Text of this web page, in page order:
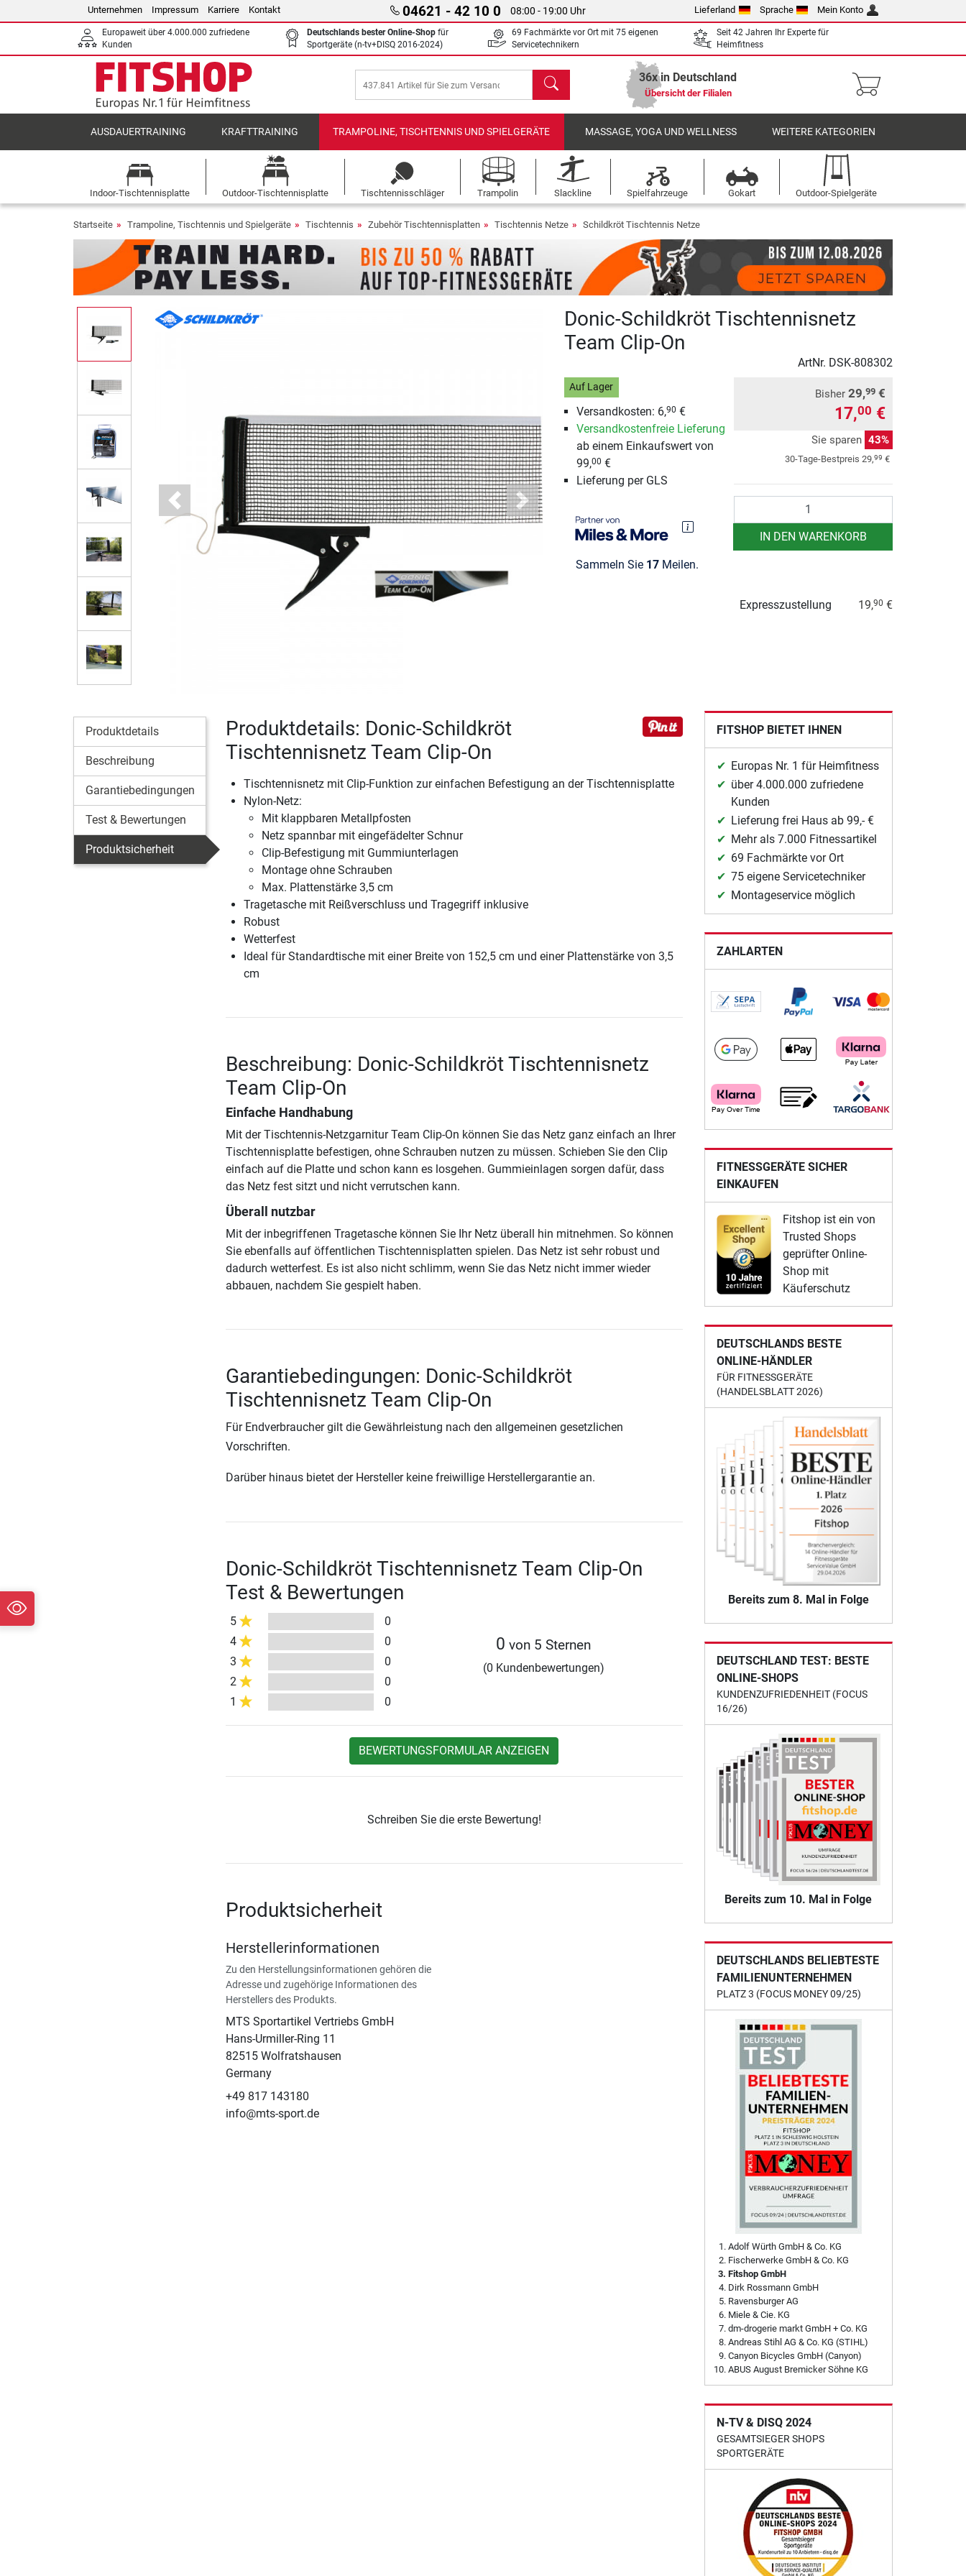
Unternehmen Impressum Karriere Kontakt 04621 - 42 10 0 08:00 - 19:00 Uhr Lieferland Sprache Mein Konto
Europaweit über 4.000.000 zufriedene
Kunden
Deutschlands bester Online-Shop für
Sportgeräte (n-tv+DISQ 2016-2024)
69 Fachmärkte vor Ort mit 75 eigenen
Servicetechnikern
Seit 42 Jahren Ihr Experte für
Heimfitness
Suchen 36x in Deutschland
Übersicht der Filialen
AUSDAUERTRAINING KRAFTTRAINING TRAMPOLINE, TISCHTENNIS UND SPIELGERÄTE MASSAGE, YOGA UND WELLNESS WEITERE KATEGORIEN
Indoor-Tischtennisplatte Outdoor-Tischtennisplatte Tischtennisschläger Trampolin Slackline Spielfahrzeuge Gokart Outdoor-Spielgeräte
Startseite Trampoline, Tischtennis und Spielgeräte Tischtennis Zubehör Tischtennisplatten Tischtennis Netze Schildkröt Tischtennis Netze
Previous Next
Donic-Schildkröt Tischtennisnetz
Team Clip-On
ArtNr. DSK-808302
Auf Lager
Versandkosten: 6,90 €
Versandkostenfreie Lieferung
ab einem Einkaufswert von
99,00 €
Lieferung per GLS
Sammeln Sie 17Meilen.
Bisher 29,99 €
17,00 €
Sie sparen 43%
30-Tage-Bestpreis 29,99 €
IN DEN WARENKORB
Expresszustellung 19,90 €
Produktdetails
Beschreibung
Garantiebedingungen
Test & Bewertungen
Produktsicherheit
Produktdetails: Donic-Schildkröt
Tischtennisnetz Team Clip-On
Tischtennisnetz mit Clip-Funktion zur einfachen Befestigung an der Tischtennisplatte
Nylon-Netz:
Mit klappbaren Metallpfosten
Netz spannbar mit eingefädelter Schnur
Clip-Befestigung mit Gummiunterlagen
Montage ohne Schrauben
Max. Plattenstärke 3,5 cm
Tragetasche mit Reißverschluss und Tragegriff inklusive
Robust
Wetterfest
Ideal für Standardtische mit einer Breite von 152,5 cm und einer Plattenstärke von 3,5
cm
Beschreibung: Donic-Schildkröt Tischtennisnetz
Team Clip-On
Einfache Handhabung
Mit der Tischtennis-Netzgarnitur Team Clip-On können Sie das Netz ganz einfach an Ihrer
Tischtennisplatte befestigen, ohne Schrauben nutzen zu müssen. Schieben Sie den Clip
einfach auf die Platte und schon kann es losgehen. Gummieinlagen sorgen dafür, dass
das Netz fest sitzt und nicht verrutschen kann.
Überall nutzbar
Mit der inbegriffenen Tragetasche können Sie Ihr Netz überall hin mitnehmen. So können
Sie ebenfalls auf öffentlichen Tischtennisplatten spielen. Das Netz ist sehr robust und
dadurch wetterfest. Es ist also nicht schlimm, wenn Sie das Netz nicht immer wieder
abbauen, nachdem Sie gespielt haben.
Garantiebedingungen: Donic-Schildkröt
Tischtennisnetz Team Clip-On
Für Endverbraucher gilt die Gewährleistung nach den allgemeinen gesetzlichen
Vorschriften.
Darüber hinaus bietet der Hersteller keine freiwillige Herstellergarantie an.
Donic-Schildkröt Tischtennisnetz Team Clip-On
Test & Bewertungen
5
0
4
0
3
0
2
0
1
0
0 von 5 Sternen
(0 Kundenbewertungen)
BEWERTUNGSFORMULAR ANZEIGEN
Schreiben Sie die erste Bewertung!
Produktsicherheit
Herstellerinformationen
Zu den Herstellungsinformationen gehören die
Adresse und zugehörige Informationen des
Herstellers des Produkts.
MTS Sportartikel Vertriebs GmbH
Hans-Urmiller-Ring 11
82515 Wolfratshausen
Germany
+49 817 143180
info@mts-sport.de
FITSHOP BIETET IHNEN
Europas Nr. 1 für Heimfitness
über 4.000.000 zufriedene
Kunden
Lieferung frei Haus ab 99,- €
Mehr als 7.000 Fitnessartikel
69 Fachmärkte vor Ort
75 eigene Servicetechniker
Montageservice möglich
ZAHLARTEN
FITNESSGERÄTE SICHER
EINKAUFEN
Fitshop ist ein von
Trusted Shops
geprüfter Online-
Shop mit
Käuferschutz
DEUTSCHLANDS BESTE
ONLINE-HÄNDLER
FÜR FITNESSGERÄTE
(HANDELSBLATT 2026)
Bereits zum 8. Mal in Folge
DEUTSCHLAND TEST: BESTE
ONLINE-SHOPS
KUNDENZUFRIEDENHEIT (FOCUS
16/26)
Bereits zum 10. Mal in Folge
DEUTSCHLANDS BELIEBTESTE
FAMILIENUNTERNEHMEN
PLATZ 3 (FOCUS MONEY 09/25)
Adolf Würth GmbH & Co. KG
Fischerwerke GmbH & Co. KG
Fitshop GmbH
Dirk Rossmann GmbH
Ravensburger AG
Miele & Cie. KG
dm-drogerie markt GmbH + Co. KG
Andreas Stihl AG & Co. KG (STIHL)
Canyon Bicycles GmbH (Canyon)
ABUS August Bremicker Söhne KG
N-TV & DISQ 2024
GESAMTSIEGER SHOPS
SPORTGERÄTE